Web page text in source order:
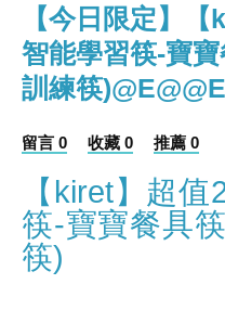
【今日限定】
智能學習筷-寶
訓練筷
留言 0 收藏 0 推薦 0
【kiret】超
筷-寶寶餐具
筷)